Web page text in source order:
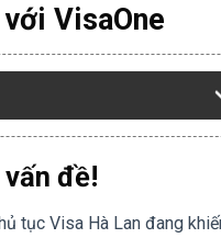
VisaOne
đề!
tục Visa Hà Lan đang